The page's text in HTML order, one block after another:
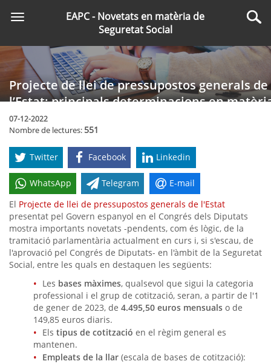
principal
Toggle
EAPC - Novetats en matèria de
Seguretat Social
Projecte de llei de pressupostos generals de
l’Estat: principals determinacions en
de cotització i prestacions
07-12-2022
Nombre de lectures: 551
Twitter Facebook Linkedin
WhatsApp Telegram
E-mail
El Projecte de llei de pressupostos generals de l'Estat
presentat pel Govern espanyol en el Congrés dels Diputats
mostra importants novetats -pendents, com és lògic, de la
tramitació parlamentària actualment en curs i, si s'escau, de
l'aprovació pel Congrés de Diputats- en l'àmbit de la Seguretat
Social, entre les quals en destaquen les següents:
Les bases màximes, qualsevol que sigui la categoria
professional i el grup de cotització, seran, a partir de l'1
de gener de 2023, de 4.495,50 euros mensuals o de
149,85 euros diaris.
Els tipus de cotització en el règim general es
mantenen.
Empleats de la llar (escala de bases de cotització):